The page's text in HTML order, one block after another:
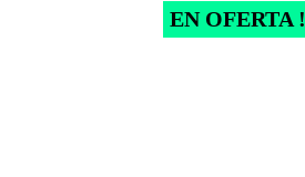
EN OFERTA !